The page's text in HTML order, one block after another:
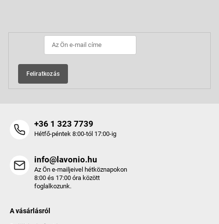
Feliratkozás
+36 1 323 7739
Hétfő-péntek 8:00-tól 17:00-ig
info@lavonio.hu
Az Ön e-mailjeivel hétköznapokon
8:00 és 17:00 óra között
foglalkozunk.
A vásárlásról